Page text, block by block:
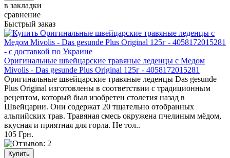
в закладки
сравнение
Быстрый заказ
Оригинальные швейцарские травяные леденцы с Медом
Mivolis - Das gesunde Plus Original 125г - 4058172015281
Оригинальные швейцарские травяные леденцы Das gesunde
Plus Original изготовлены в соответствии с традиционным
рецептом, который был изобретен столетия назад в
Швейцарии. Они содержат 20 тщательно отобранных
альпийских трав. Травяная смесь окружена пчелиным мёдом,
вкусная и приятная для горла. Не тол..
105 Грн.